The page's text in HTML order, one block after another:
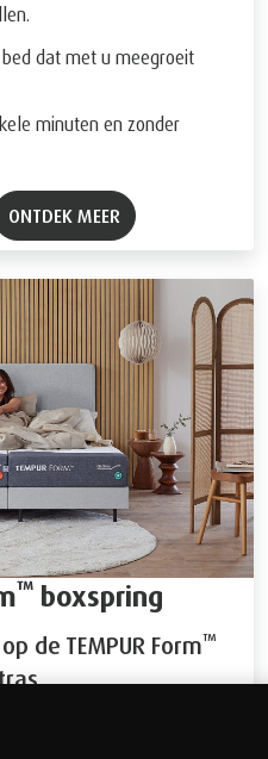
dat met u meegroeit
minuten en zonder
ONTDEK MEER
™boxspring
de TEMPUR Form™